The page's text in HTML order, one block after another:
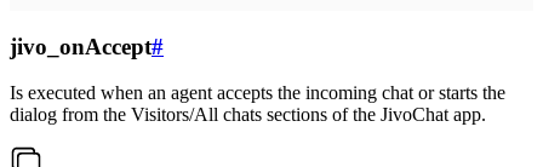
jivo_onAccept#
Is executed when an agent accepts the incoming chat or starts the
dialog from the Visitors/All chats sections of the JivoChat app.